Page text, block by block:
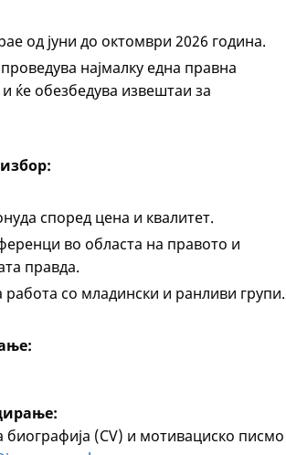
од јуни до октомври 2026 година.
најмалку една правна
ќе обезбедува извештаи за
според цена и квалитет.
во областа на правото и
правда.
работа со младински и ранливи групи.
биографија (CV) и мотивациско писмо